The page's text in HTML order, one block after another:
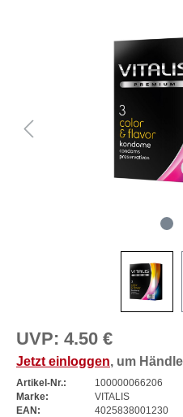
UVP: 4.50 €
Jetzt einloggen, um
Artikel-Nr.:
100000066206
Marke:
VITALIS
EAN:
4025838001230